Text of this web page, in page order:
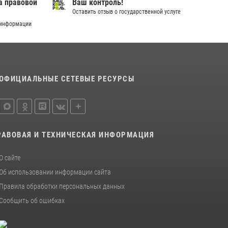
18 июля 2026, 11:25
Всероссийского форума развития
13 июля 2026, 11:47
правовой
Ваш контроль!
Оставить отзыв о государственной услуге
СЕТЕВЫЕ РЕСУРСЫ
И ТЕХНИЧЕСКАЯ ИНФОРМАЦИЯ
О сайте
Об использовании информации сайта
Правила обработки персональных данных
Сообщить об ошибках